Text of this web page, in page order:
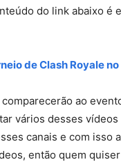
do link abaixo é
de Clash Royale
ao
vários desses
canais e com isso
então quem